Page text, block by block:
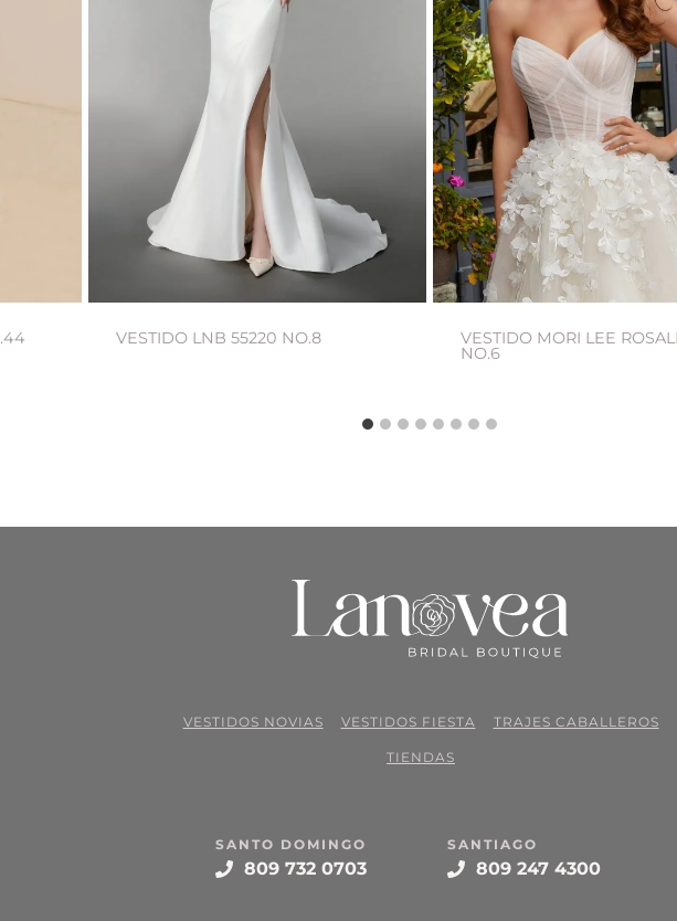
VESTIDO LNB 55220 NO.8 VESTIDO MORI LEE
NO.6
VESTIDOS NOVIAS VESTIDOS FIESTA TRAJES CABALLEROS
TIENDAS
SANTO DOMINGO
809 732 0703
SANTIAGO
809 247 4300